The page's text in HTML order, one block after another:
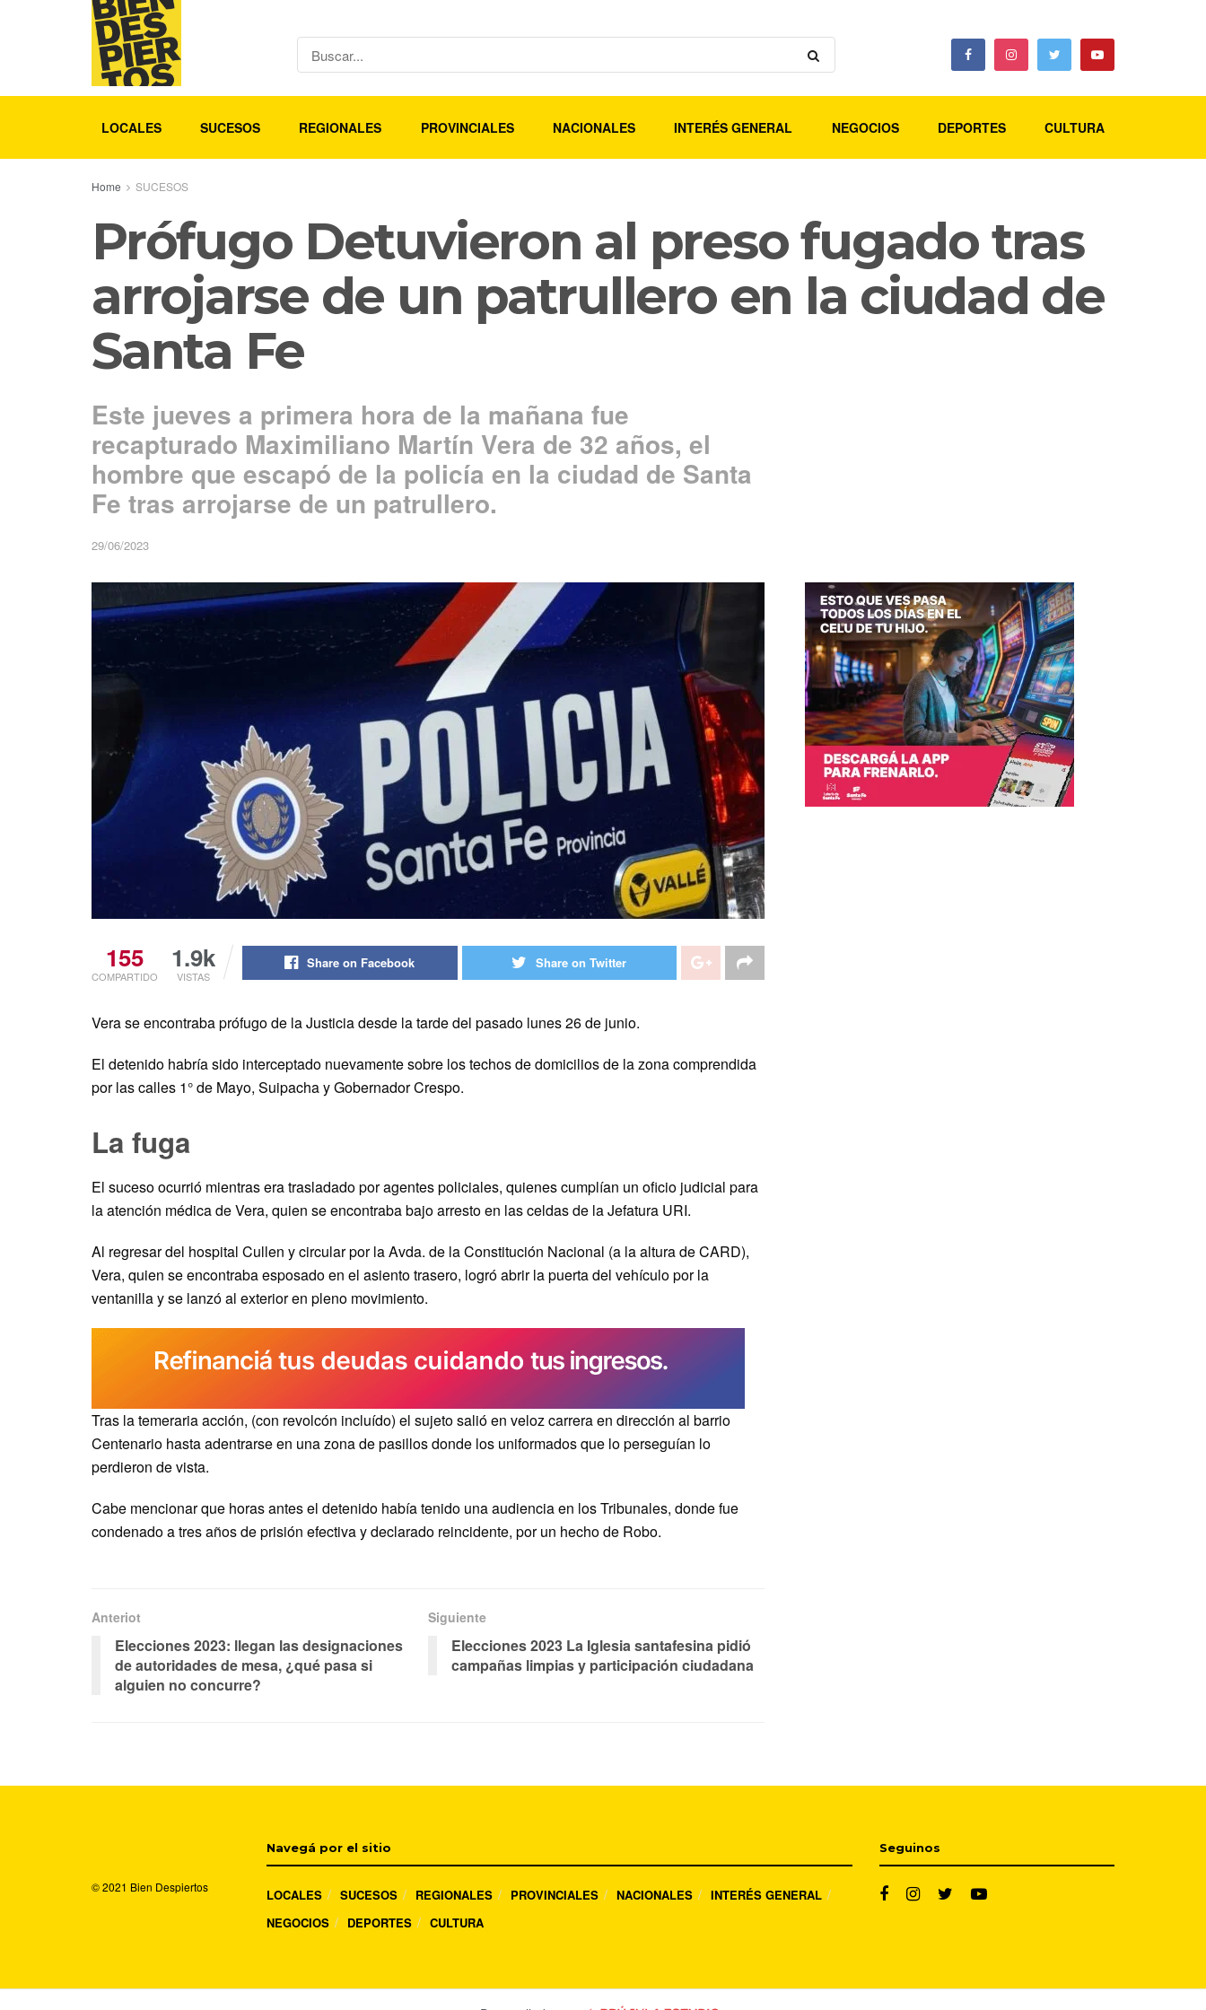
LOCALES SUCESOS REGIONALES PROVINCIALES NACIONALES INTERÉS GENERAL NEGOCIOS DEPORTES CULTURA
Home SUCESOS
Prófugo Detuvieron al preso fugado tras
arrojarse de un patrullero en la ciudad de
Santa Fe
Este jueves a primera hora de la mañana fue
recapturado Maximiliano Martín Vera de 32 años, el
hombre que escapó de la policía en la ciudad de Santa
Fe tras arrojarse de un patrullero.
29/06/2023
155
COMPARTIDO
1.9k
VISTAS
Share on Facebook Share on Twitter
Vera se encontraba prófugo de la Justicia desde la tarde del pasado lunes 26 de junio.
El detenido habría sido interceptado nuevamente sobre los techos de domicilios de la zona comprendida
por las calles 1° de Mayo, Suipacha y Gobernador Crespo.
La fuga
El suceso ocurrió mientras era trasladado por agentes policiales, quienes cumplían un oficio judicial para
la atención médica de Vera, quien se encontraba bajo arresto en las celdas de la Jefatura URI.
Al regresar del hospital Cullen y circular por la Avda. de la Constitución Nacional (a la altura de CARD),
Vera, quien se encontraba esposado en el asiento trasero, logró abrir la puerta del vehículo por la
ventanilla y se lanzó al exterior en pleno movimiento.
Tras la temeraria acción, (con revolcón incluído) el sujeto salió en veloz carrera en dirección al barrio
Centenario hasta adentrarse en una zona de pasillos donde los uniformados que lo perseguían lo
perdieron de vista.
Cabe mencionar que horas antes el detenido había tenido una audiencia en los Tribunales, donde fue
condenado a tres años de prisión efectiva y declarado reincidente, por un hecho de Robo.
Anteriot
Elecciones 2023: llegan las designaciones
de autoridades de mesa, ¿qué pasa si
alguien no concurre?
Siguiente
Elecciones 2023 La Iglesia santafesina pidió
campañas limpias y participación ciudadana
© 2021 Bien Despiertos
Navegá por el sitio
LOCALES SUCESOS REGIONALES PROVINCIALES NACIONALES
INTERÉS GENERAL
NEGOCIOS
DEPORTES CULTURA
Seguinos